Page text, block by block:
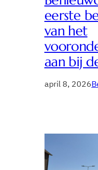
eerste
van het
aan bij
april 8, 2026